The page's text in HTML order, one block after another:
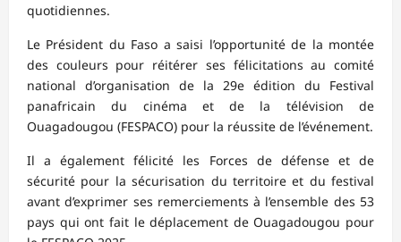
quotidiennes.
Le Président du Faso a saisi l’opportunité de la montée
des couleurs pour réitérer ses félicitations au comité
national d’organisation de la 29e édition du Festival
panafricain du cinéma et de la télévision de
Ouagadougou (FESPACO) pour la réussite de l’événement.
Il a également félicité les Forces de défense et de
sécurité pour la sécurisation du territoire et du festival
avant d’exprimer ses remerciements à l’ensemble des 53
pays qui ont fait le déplacement de Ouagadougou pour